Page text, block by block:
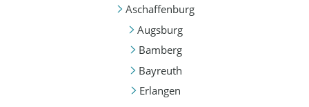
Aschaffenburg
Augsburg
Bamberg
Bayreuth
Erlangen